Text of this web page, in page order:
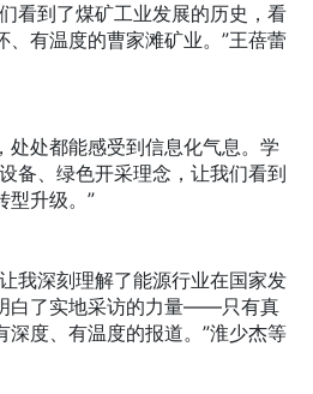
到了煤矿工业发展的历史，看
、有温度的曹家滩矿业。”王蓓蕾
处都能感受到信息化气息。学
备、绿色开采理念，让我们看到
型升级。”
深刻理解了能源行业在国家发
白了实地采访的力量——只有真
深度、有温度的报道。”淮少杰等